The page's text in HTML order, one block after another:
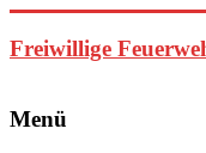
Inhalt
springen
Freiwillige
Menü